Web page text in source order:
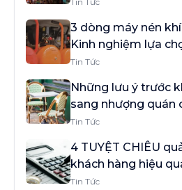
3 dòng máy nén
Kinh nghiệm lựa
Tin Tức
Những lưu ý trước
sang nhượng quán
Tin Tức
4 TUYỆT CHIÊU
khách hàng hiệu
Tin Tức